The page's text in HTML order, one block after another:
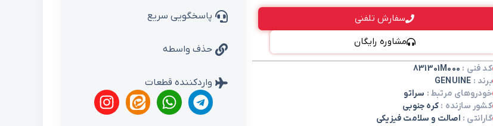
سفارش تلفنی
مشاوره رایگان
کد فنی : 831301M000
برند : GENUINE
خودروهای مرتبط : سراتو
کشور سازنده :کره جنوبی
گارانتی : اصالت و سلامت فیزیکی
پاسخگویی سریع
حذف واسطه
واردکننده قطعات